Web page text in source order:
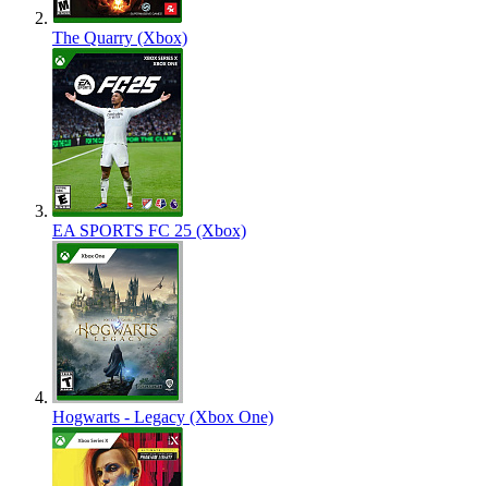
The Quarry (Xbox)
EA SPORTS FC 25 (Xbox)
Hogwarts - Legacy (Xbox One)